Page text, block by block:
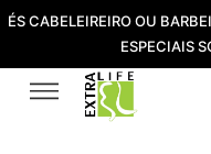
ÉS CABELEIREIRO OU
ESPECIAIS